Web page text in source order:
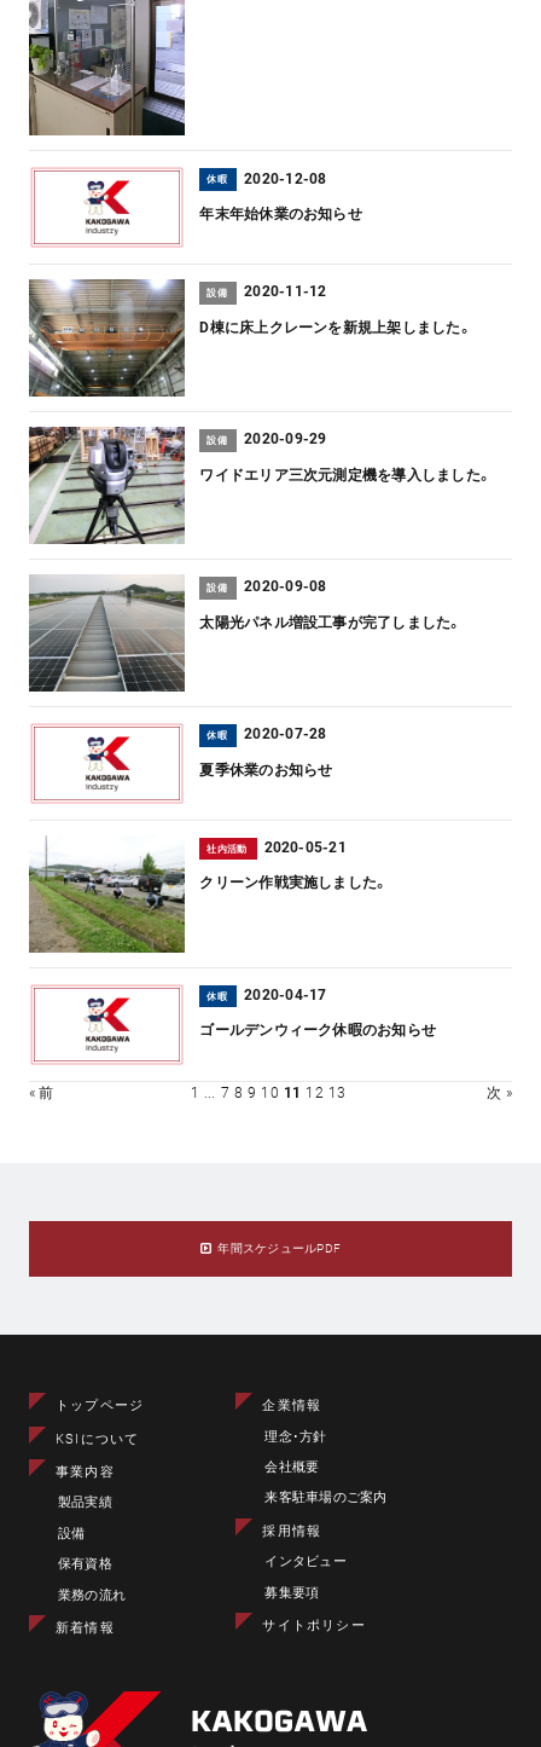
休暇 2020-12-08
年末年始休業のお知らせ
設備 2020-11-12
D棟に床上クレーンを新規上架しました。
設備 2020-09-29
ワイドエリア三次元測定機を導入しました。
設備 2020-09-08
太陽光パネル増設工事が完了しました。
休暇 2020-07-28
夏季休業のお知らせ
社内活動 2020-05-21
クリーン作戦実施しました。
休暇 2020-04-17
ゴールデンウィーク休暇のお知らせ
« 前 1 7 8 9 10 11 12 13 次 »
年間スケジュールPDF
トップページ
KSIについて
事業内容
製品実績
設備
保有資格
業務の流れ
新着情報
企業情報
理念･方針
会社概要
来客駐車場のご案内
採用情報
インタビュー
募集要項
サイトポリシー